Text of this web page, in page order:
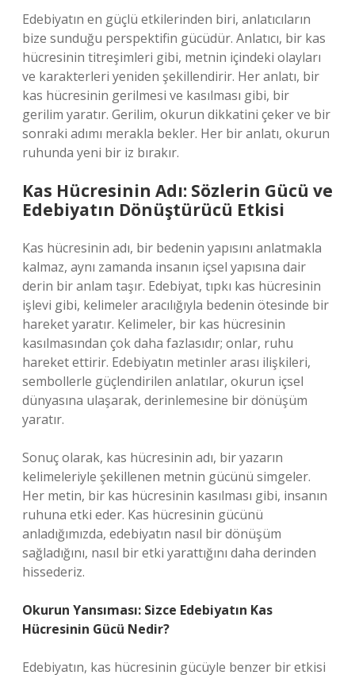
Edebiyatın en güçlü etkilerinden biri, anlatıcıların
bize sunduğu perspektifin gücüdür. Anlatıcı, bir kas
hücresinin titreşimleri gibi, metnin içindeki olayları
ve karakterleri yeniden şekillendirir. Her anlatı, bir
kas hücresinin gerilmesi ve kasılması gibi, bir
gerilim yaratır. Gerilim, okurun dikkatini çeker ve bir
sonraki adımı merakla bekler. Her bir anlatı, okurun
ruhunda yeni bir iz bırakır.
Kas Hücresinin Adı: Sözlerin Gücü ve
Edebiyatın Dönüştürücü Etkisi
Kas hücresinin adı, bir bedenin yapısını anlatmakla
kalmaz, aynı zamanda insanın içsel yapısına dair
derin bir anlam taşır. Edebiyat, tıpkı kas hücresinin
işlevi gibi, kelimeler aracılığıyla bedenin ötesinde bir
hareket yaratır. Kelimeler, bir kas hücresinin
kasılmasından çok daha fazlasıdır; onlar, ruhu
hareket ettirir. Edebiyatın metinler arası ilişkileri,
sembollerle güçlendirilen anlatılar, okurun içsel
dünyasına ulaşarak, derinlemesine bir dönüşüm
yaratır.
Sonuç olarak, kas hücresinin adı, bir yazarın
kelimeleriyle şekillenen metnin gücünü simgeler.
Her metin, bir kas hücresinin kasılması gibi, insanın
ruhuna etki eder. Kas hücresinin gücünü
anladığımızda, edebiyatın nasıl bir dönüşüm
sağladığını, nasıl bir etki yarattığını daha derinden
hissederiz.
Okurun Yansıması: Sizce Edebiyatın Kas
Hücresinin Gücü Nedir?
Edebiyatın, kas hücresinin gücüyle benzer bir etkisi